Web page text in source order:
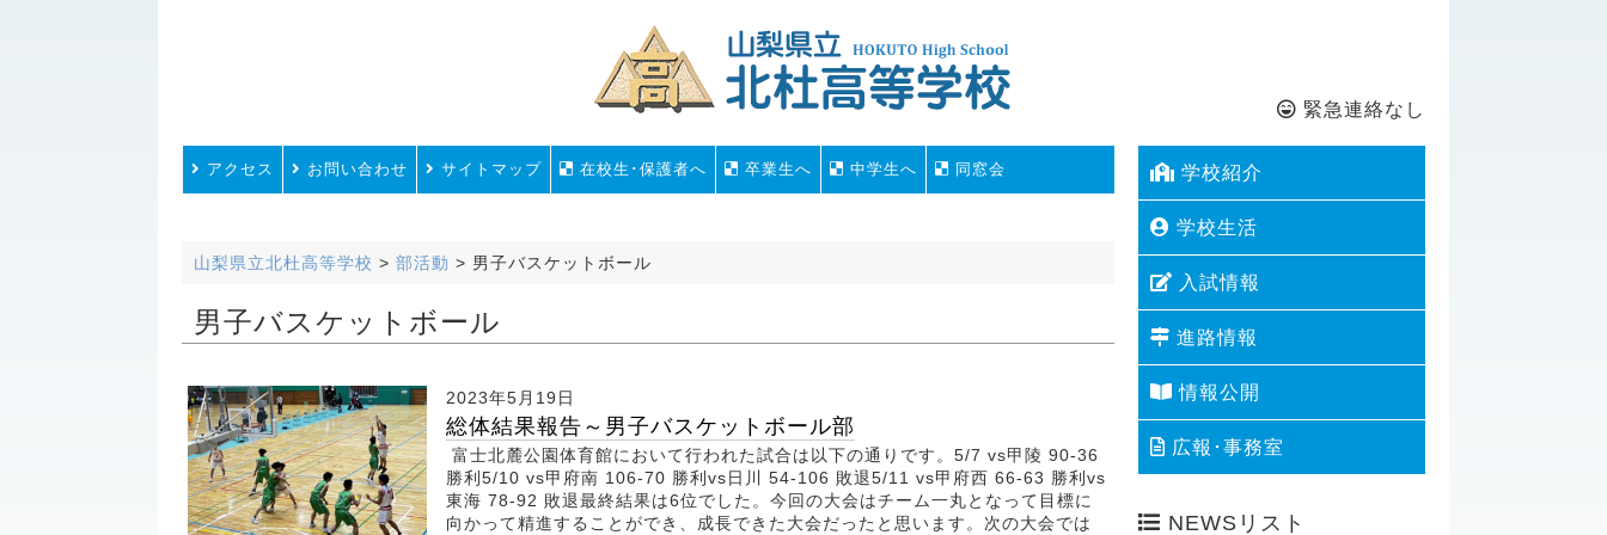
緊急連絡なし
アクセス お問い合わせ サイトマップ 在校生･保護者へ 卒業生へ 中学生へ 同窓会
山梨県立北杜高等学校 > 部活動 > 男子バスケットボール
男子バスケットボール
2023年5月19日
総体結果報告～男子バスケットボール部
富士北麓公園体育館において行われた試合は以下の通りです。5/7 vs甲陵 90-36
勝利5/10 vs甲府南 106-70 勝利vs日川 54-106 敗退5/11 vs甲府西 66-63 勝利vs
東海 78-92 敗退最終結果は6位でした。今回の大会はチーム一丸となって目標に
向かって精進することができ、成長できた大会だったと思います。次の大会では
学校紹介
学校生活
入試情報
進路情報
情報公開
広報･事務室
NEWSリスト